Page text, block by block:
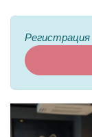
Регистрация